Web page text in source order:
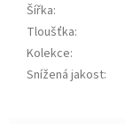
Šířka:
Tloušťka:
Kolekce:
Snížená jakost: